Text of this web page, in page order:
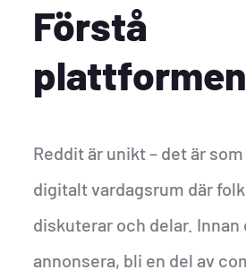
Förstå
plattformen
Reddit är unikt – det är
digitalt vardagsrum där
diskuterar och delar. Innan
annonsera, bli en del av